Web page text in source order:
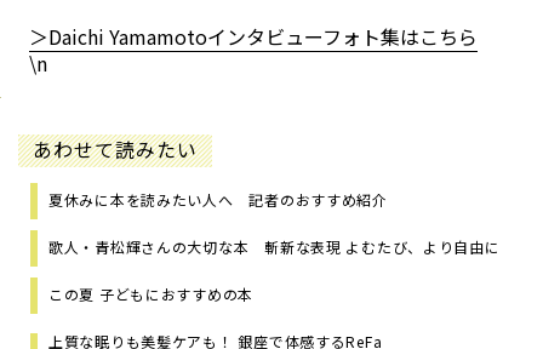
＞Daichi Yamamotoインタビューフォト集はこちら
\n
あわせて読みたい
夏休みに本を読みたい人へ 記者のおすすめ紹介
歌人・青松輝さんの大切な本 斬新な表現 よむたび、より自由に
この夏 子どもにおすすめの本
上質な眠りも美髪ケアも！ 銀座で体感するReFa